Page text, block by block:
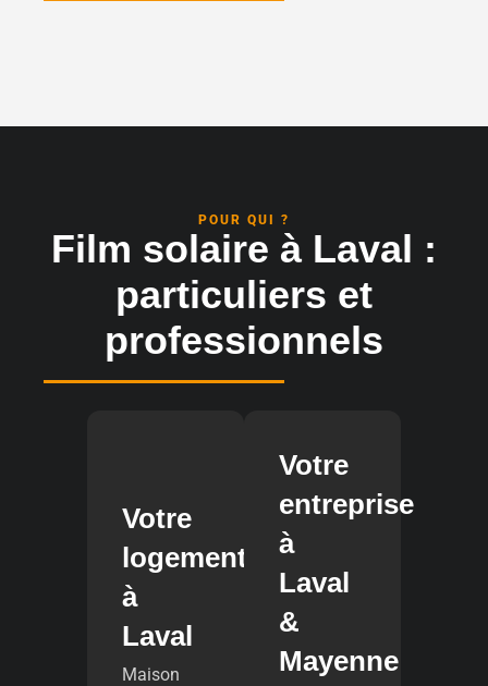
POUR QUI ?
Film solaire à Laval :
particuliers et
professionnels
Votre
logement
à
Laval
Maison
Votre
entreprise
à
Laval
&
Mayenne